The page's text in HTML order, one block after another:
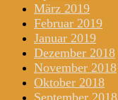
März 2019
Februar 2019
Januar 2019
Dezember 2018
November 2018
Oktober 2018
September 2018